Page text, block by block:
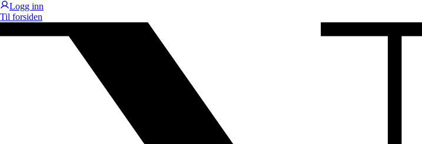
Logg inn
Til forsiden